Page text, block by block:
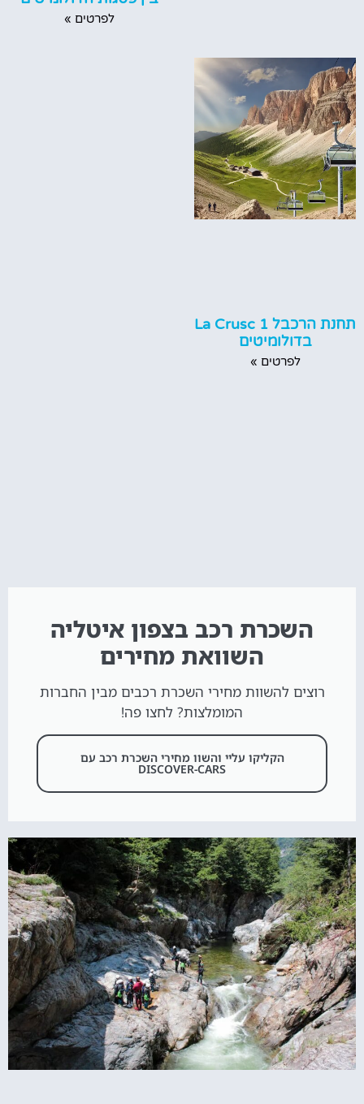
לפרטים »
תחנת הרכבל La Crusc 1
בדולומיטים
לפרטים »
השכרת רכב בצפון איטליה
השוואת מחירים
רוצים להשוות מחירי השכרת רכבים מבין החברות
המומלצות? לחצו פה!
הקליקו עליי והשוו מחירי השכרת רכב עם
DISCOVER-CARS